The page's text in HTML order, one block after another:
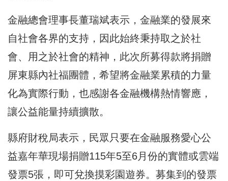
金融總會理事長董瑞斌表示，金融業的發展來
自社會各界的支持，因此始終秉持取之於社
會、用之於社會的精神，此次所募得款將捐贈
屏東縣內社福團體，希望將金融業累積的力量
化為實際行動，也感謝各金融機構熱情響應，
讓公益能量持續擴散。
縣府財稅局表示，民眾只要在金融服務愛心公
益嘉年華現場捐贈115年5至6月份的實體或雲端
發票5張，即可兌換摸彩園遊券。募集到的發票